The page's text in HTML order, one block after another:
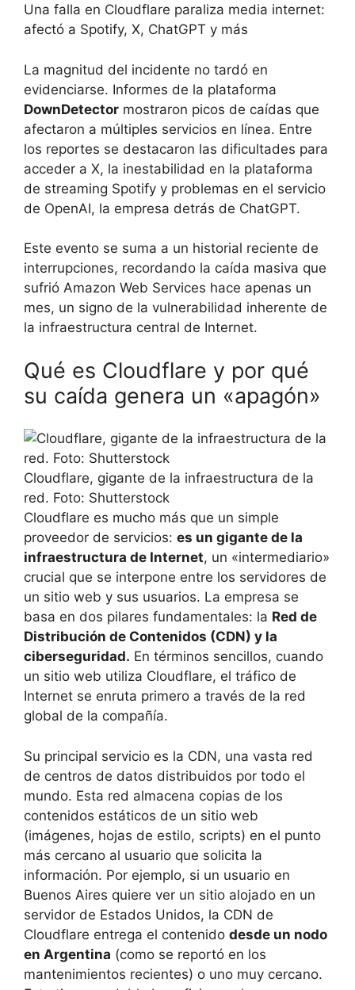
Una falla en Cloudflare paraliza media internet:
afectó a Spotify, X, ChatGPT y más
La magnitud del incidente no tardó en
evidenciarse. Informes de la plataforma
DownDetector mostraron picos de caídas que
afectaron a múltiples servicios en línea. Entre
los reportes se destacaron las dificultades para
acceder a X, la inestabilidad en la plataforma
de streaming Spotify y problemas en el servicio
de OpenAI, la empresa detrás de ChatGPT.
Este evento se suma a un historial reciente de
interrupciones, recordando la caída masiva que
sufrió Amazon Web Services hace apenas un
mes, un signo de la vulnerabilidad inherente de
la infraestructura central de Internet.
Qué es Cloudflare y por qué
su caída genera un «apagón»
Cloudflare, gigante de la infraestructura de la
red. Foto: Shutterstock
Cloudflare es mucho más que un simple
proveedor de servicios: es un gigante de la
infraestructura de Internet, un «intermediario»
crucial que se interpone entre los servidores de
un sitio web y sus usuarios. La empresa se
basa en dos pilares fundamentales: la Red de
Distribución de Contenidos (CDN) y la
ciberseguridad. En términos sencillos, cuando
un sitio web utiliza Cloudflare, el tráfico de
Internet se enruta primero a través de la red
global de la compañía.
Su principal servicio es la CDN, una vasta red
de centros de datos distribuidos por todo el
mundo. Esta red almacena copias de los
contenidos estáticos de un sitio web
(imágenes, hojas de estilo, scripts) en el punto
más cercano al usuario que solicita la
información. Por ejemplo, si un usuario en
Buenos Aires quiere ver un sitio alojado en un
servidor de Estados Unidos, la CDN de
Cloudflare entrega el contenido desde un nodo
en Argentina (como se reportó en los
mantenimientos recientes) o uno muy cercano.